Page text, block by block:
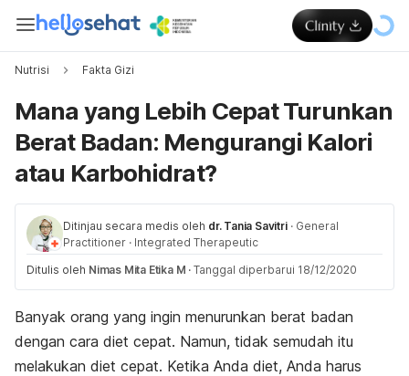
Nutrisi Fakta Gizi
Mana yang Lebih Cepat Turunkan
Berat Badan: Mengurangi Kalori
atau Karbohidrat?
Ditinjau secara medis oleh dr. Tania Savitri · General
Practitioner · Integrated Therapeutic
Ditulis oleh Nimas Mita Etika M · Tanggal diperbarui 18/12/2020
Banyak orang yang ingin menurunkan berat badan
dengan cara diet cepat. Namun, tidak semudah itu
melakukan diet cepat. Ketika Anda diet, Anda harus